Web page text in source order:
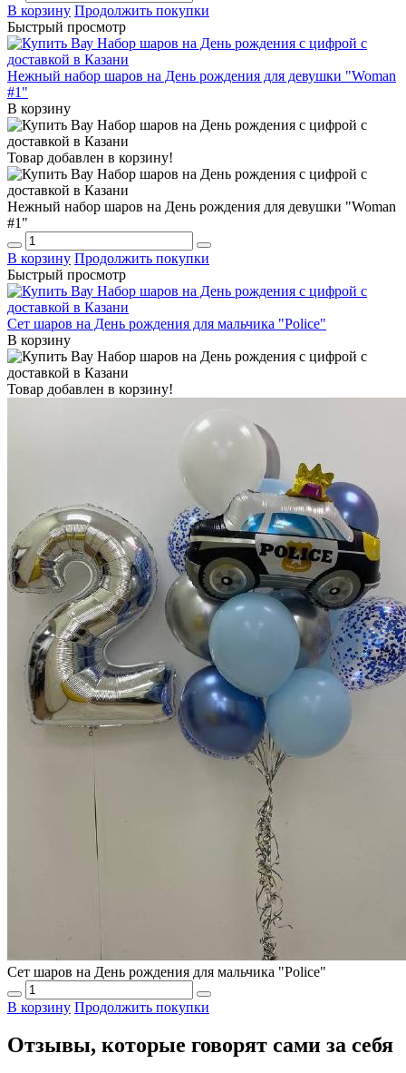
В корзину Продолжить покупки
Быстрый просмотр
Нежный набор шаров на День рождения для девушки "Woman
#1"
В корзину
Товар добавлен в корзину!
Нежный набор шаров на День рождения для девушки "Woman
#1"
В корзину Продолжить покупки
Быстрый просмотр
Сет шаров на День рождения для мальчика "Police"
В корзину
Товар добавлен в корзину!
Сет шаров на День рождения для мальчика "Police"
В корзину Продолжить покупки
Отзывы, которые говорят сами за себя